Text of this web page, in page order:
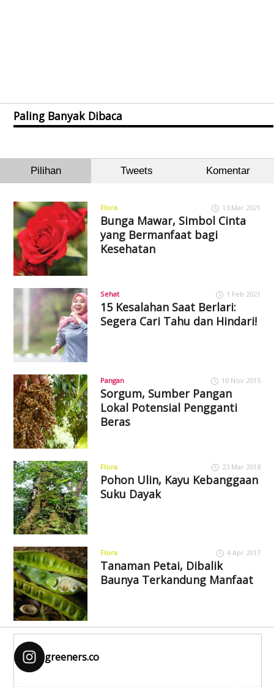
Paling Banyak Dibaca
Pilihan Tweets Komentar
Flora 13 Mar 2021
Bunga Mawar, Simbol Cinta
yang Bermanfaat bagi
Kesehatan
Sehat 1 Feb 2021
15 Kesalahan Saat Berlari:
Segera Cari Tahu dan Hindari!
Pangan 10 Nov 2015
Sorgum, Sumber Pangan
Lokal Potensial Pengganti
Beras
Flora 23 Mar 2018
Pohon Ulin, Kayu Kebanggaan
Suku Dayak
Flora 4 Apr 2017
Tanaman Petai, Dibalik
Baunya Terkandung Manfaat
greeners.co